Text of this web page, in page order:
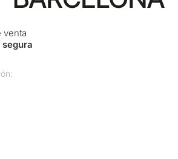
venta
segura